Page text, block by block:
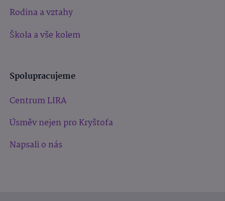
Rodina a vztahy
Škola a vše kolem
Spolupracujeme
Centrum LIRA
Úsměv nejen pro Kryštofa
Napsali o nás